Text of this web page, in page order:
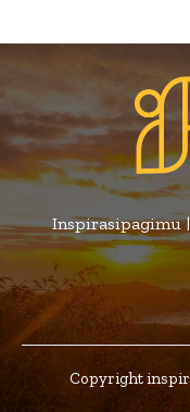
Inspirasipagimu
Copyright